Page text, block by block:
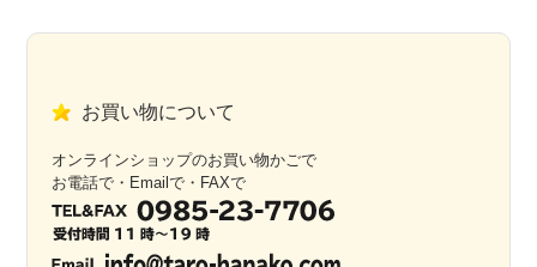
お買い物について
オンラインショップのお買い物かごで
お電話で・Emailで・FAXで